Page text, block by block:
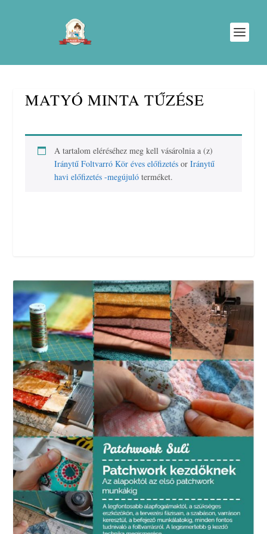
MATYÓ MINTA TŰZÉSE
A tartalom eléréséhez meg kell vásárolnia a (z)
Iránytű Foltvarró Kör éves előfizetés orIránytű
havi előfizetés -megújuló terméket.